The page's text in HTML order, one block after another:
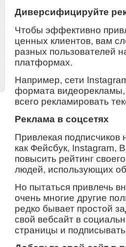
Диверсифицируйте
Чтобы эффективно
ценных клиентов, вам
разных пользователей
платформах.
Например, сети
формата
всего рекламировать
Реклама в соцсетях
Привлекая
как Фейсбук, Instagram,
повысить рейтинг
людей, использующих
Но пытаться привлечь
очень многие другие
редко бывает простой
свой вебсайт в
страницы и